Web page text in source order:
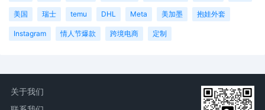
美国 瑞士 temu DHL Meta 美加墨 抱娃外套
Instagram 情人节爆款 跨境电商 定制
关于我们